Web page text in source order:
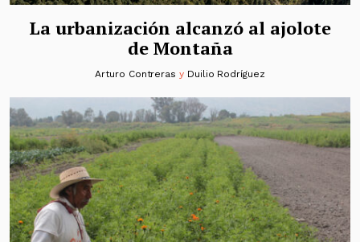
La urbanización alcanzó al ajolote
de Montaña
Arturo Contreras y Duilio Rodríguez